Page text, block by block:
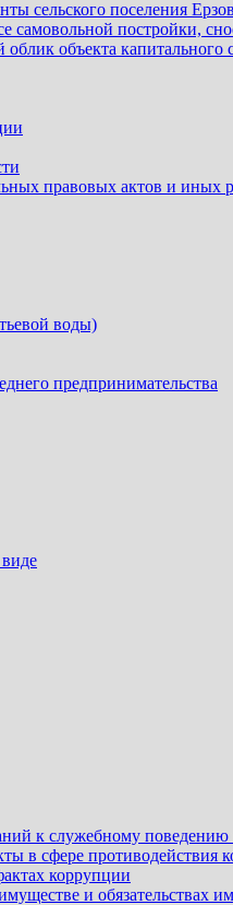
сельского поселения
самовольной постройки,
объекта капитального
правовых актов и иных
воды)
предпринимательства
к служебному поведению
в сфере противодействия
коррупции
и обязательствах